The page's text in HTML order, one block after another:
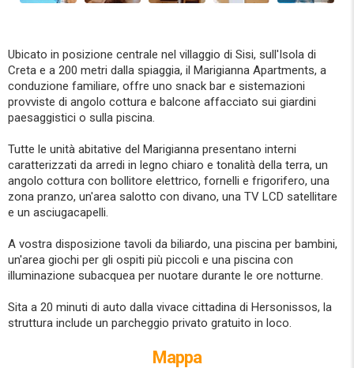
Ubicato in posizione centrale nel villaggio di Sisi, sull'Isola di
Creta e a 200 metri dalla spiaggia, il Marigianna Apartments, a
conduzione familiare, offre uno snack bar e sistemazioni
provviste di angolo cottura e balcone affacciato sui giardini
paesaggistici o sulla piscina.
Tutte le unità abitative del Marigianna presentano interni
caratterizzati da arredi in legno chiaro e tonalità della terra, un
angolo cottura con bollitore elettrico, fornelli e frigorifero, una
zona pranzo, un'area salotto con divano, una TV LCD satellitare
e un asciugacapelli.
A vostra disposizione tavoli da biliardo, una piscina per bambini,
un'area giochi per gli ospiti più piccoli e una piscina con
illuminazione subacquea per nuotare durante le ore notturne.
Sita a 20 minuti di auto dalla vivace cittadina di Hersonissos, la
struttura include un parcheggio privato gratuito in loco.
Mappa